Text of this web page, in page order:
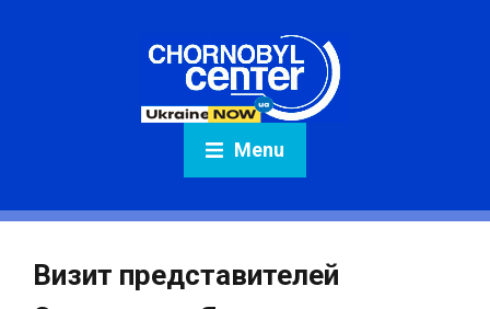
Menu
Визит представителей